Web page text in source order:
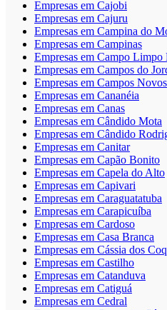
Empresas em Cajobi
Empresas em Cajuru
Empresas em Campina do
Empresas em Campinas
Empresas em Campo Limpo
Empresas em Campos do
Empresas em Campos
Empresas em Cananéia
Empresas em Canas
Empresas em Cândido Mota
Empresas em Cândido
Empresas em Canitar
Empresas em Capão Bonito
Empresas em Capela do Alto
Empresas em Capivari
Empresas em Caraguatatuba
Empresas em Carapicuíba
Empresas em Cardoso
Empresas em Casa Branca
Empresas em Cássia dos
Empresas em Castilho
Empresas em Catanduva
Empresas em Catiguá
Empresas em Cedral